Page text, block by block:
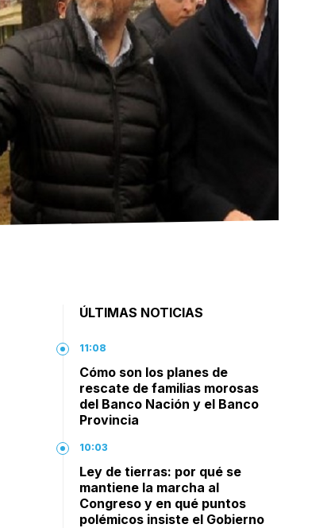
ÚLTIMAS NOTICIAS
11:08
Cómo son los planes de
rescate de familias morosas
del Banco Nación y el Banco
Provincia
10:03
Ley de tierras: por qué se
mantiene la marcha al
Congreso y en qué puntos
polémicos insiste el Gobierno